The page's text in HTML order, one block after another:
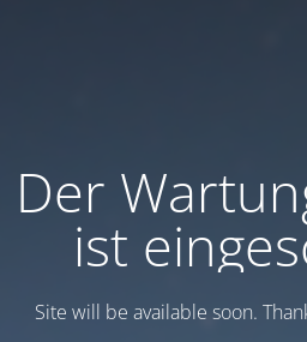
Der
ist
Site will be available soon.